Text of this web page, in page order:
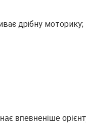
дрібну моторику;
впевненіше